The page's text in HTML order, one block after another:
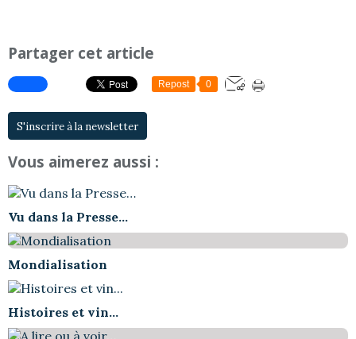
Partager cet article
Repost 0
S'inscrire à la newsletter
Vous aimerez aussi :
Vu dans la Presse…
Mondialisation
Histoires et vin...